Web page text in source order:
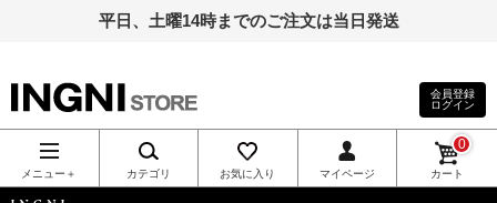
平日、土曜14時までのご注文は当日発送
INGNI（イン
グ）公式通
会員登録
ログイン
メニュー＋ カテゴリ お気に入り マイページ カート
0